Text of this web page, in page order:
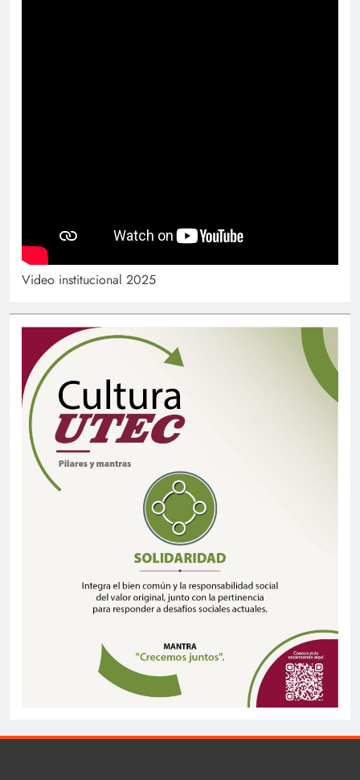
Video institucional 2025